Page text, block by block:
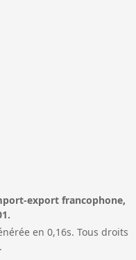
export francophone,
en 0,16s. Tous droits